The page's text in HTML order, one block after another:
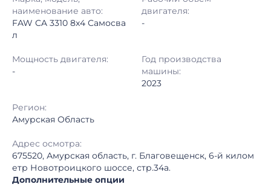
Шаг торгов: 50 000 ₽
Кол-во ставок:
Регион: Амурская Область
наименование авто:
FAW CA 3310 8x4 Самосва
л
двигателя:
-
Мощность двигателя:
-
Год производства
машины:
2023
Регион:
Амурская Область
Адрес осмотра:
675520, Амурская область, г. Благовещенск, 6-й килом
етр Новотроицкого шоссе, стр.34а.
Дополнительные опции